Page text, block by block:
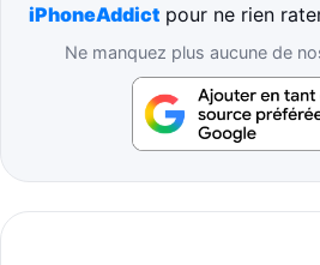
iPhoneAddict pour ne rien
Ne manquez plus aucune de